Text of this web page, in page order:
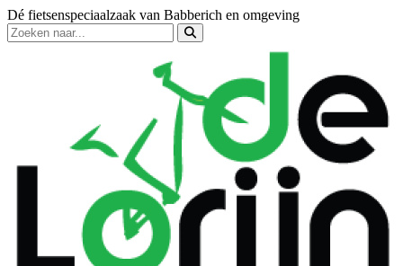
Dé fietsenspeciaalzaak van Babberich en omgeving